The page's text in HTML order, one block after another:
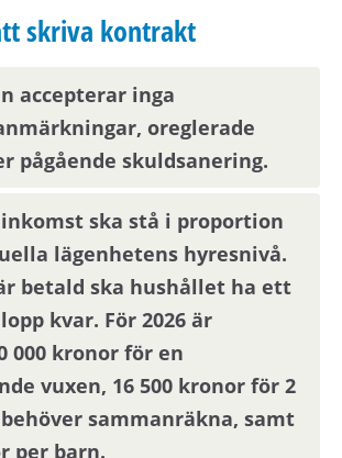
på mejl om du har fyllt i en
Om du har skyddade
får du endast visningsinbjudan
för bostaden behöver du
hyresvärd och
lämnar ut
om dig till den nya
skriva kontrakt
accepterar inga
oreglerade
pågående skuldsanering.
ska stå i proportion
lägenhetens hyresnivå.
betald ska hushållet ha ett
kvar. För 2026 är
000 kronor för en
vuxen, 16 500 kronor för 2
sammanräkna, samt
per barn.